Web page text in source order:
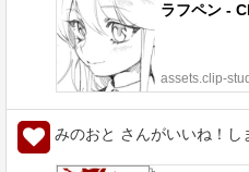
ラフペン -
assets.clip-
みのおと さんがいいね！し